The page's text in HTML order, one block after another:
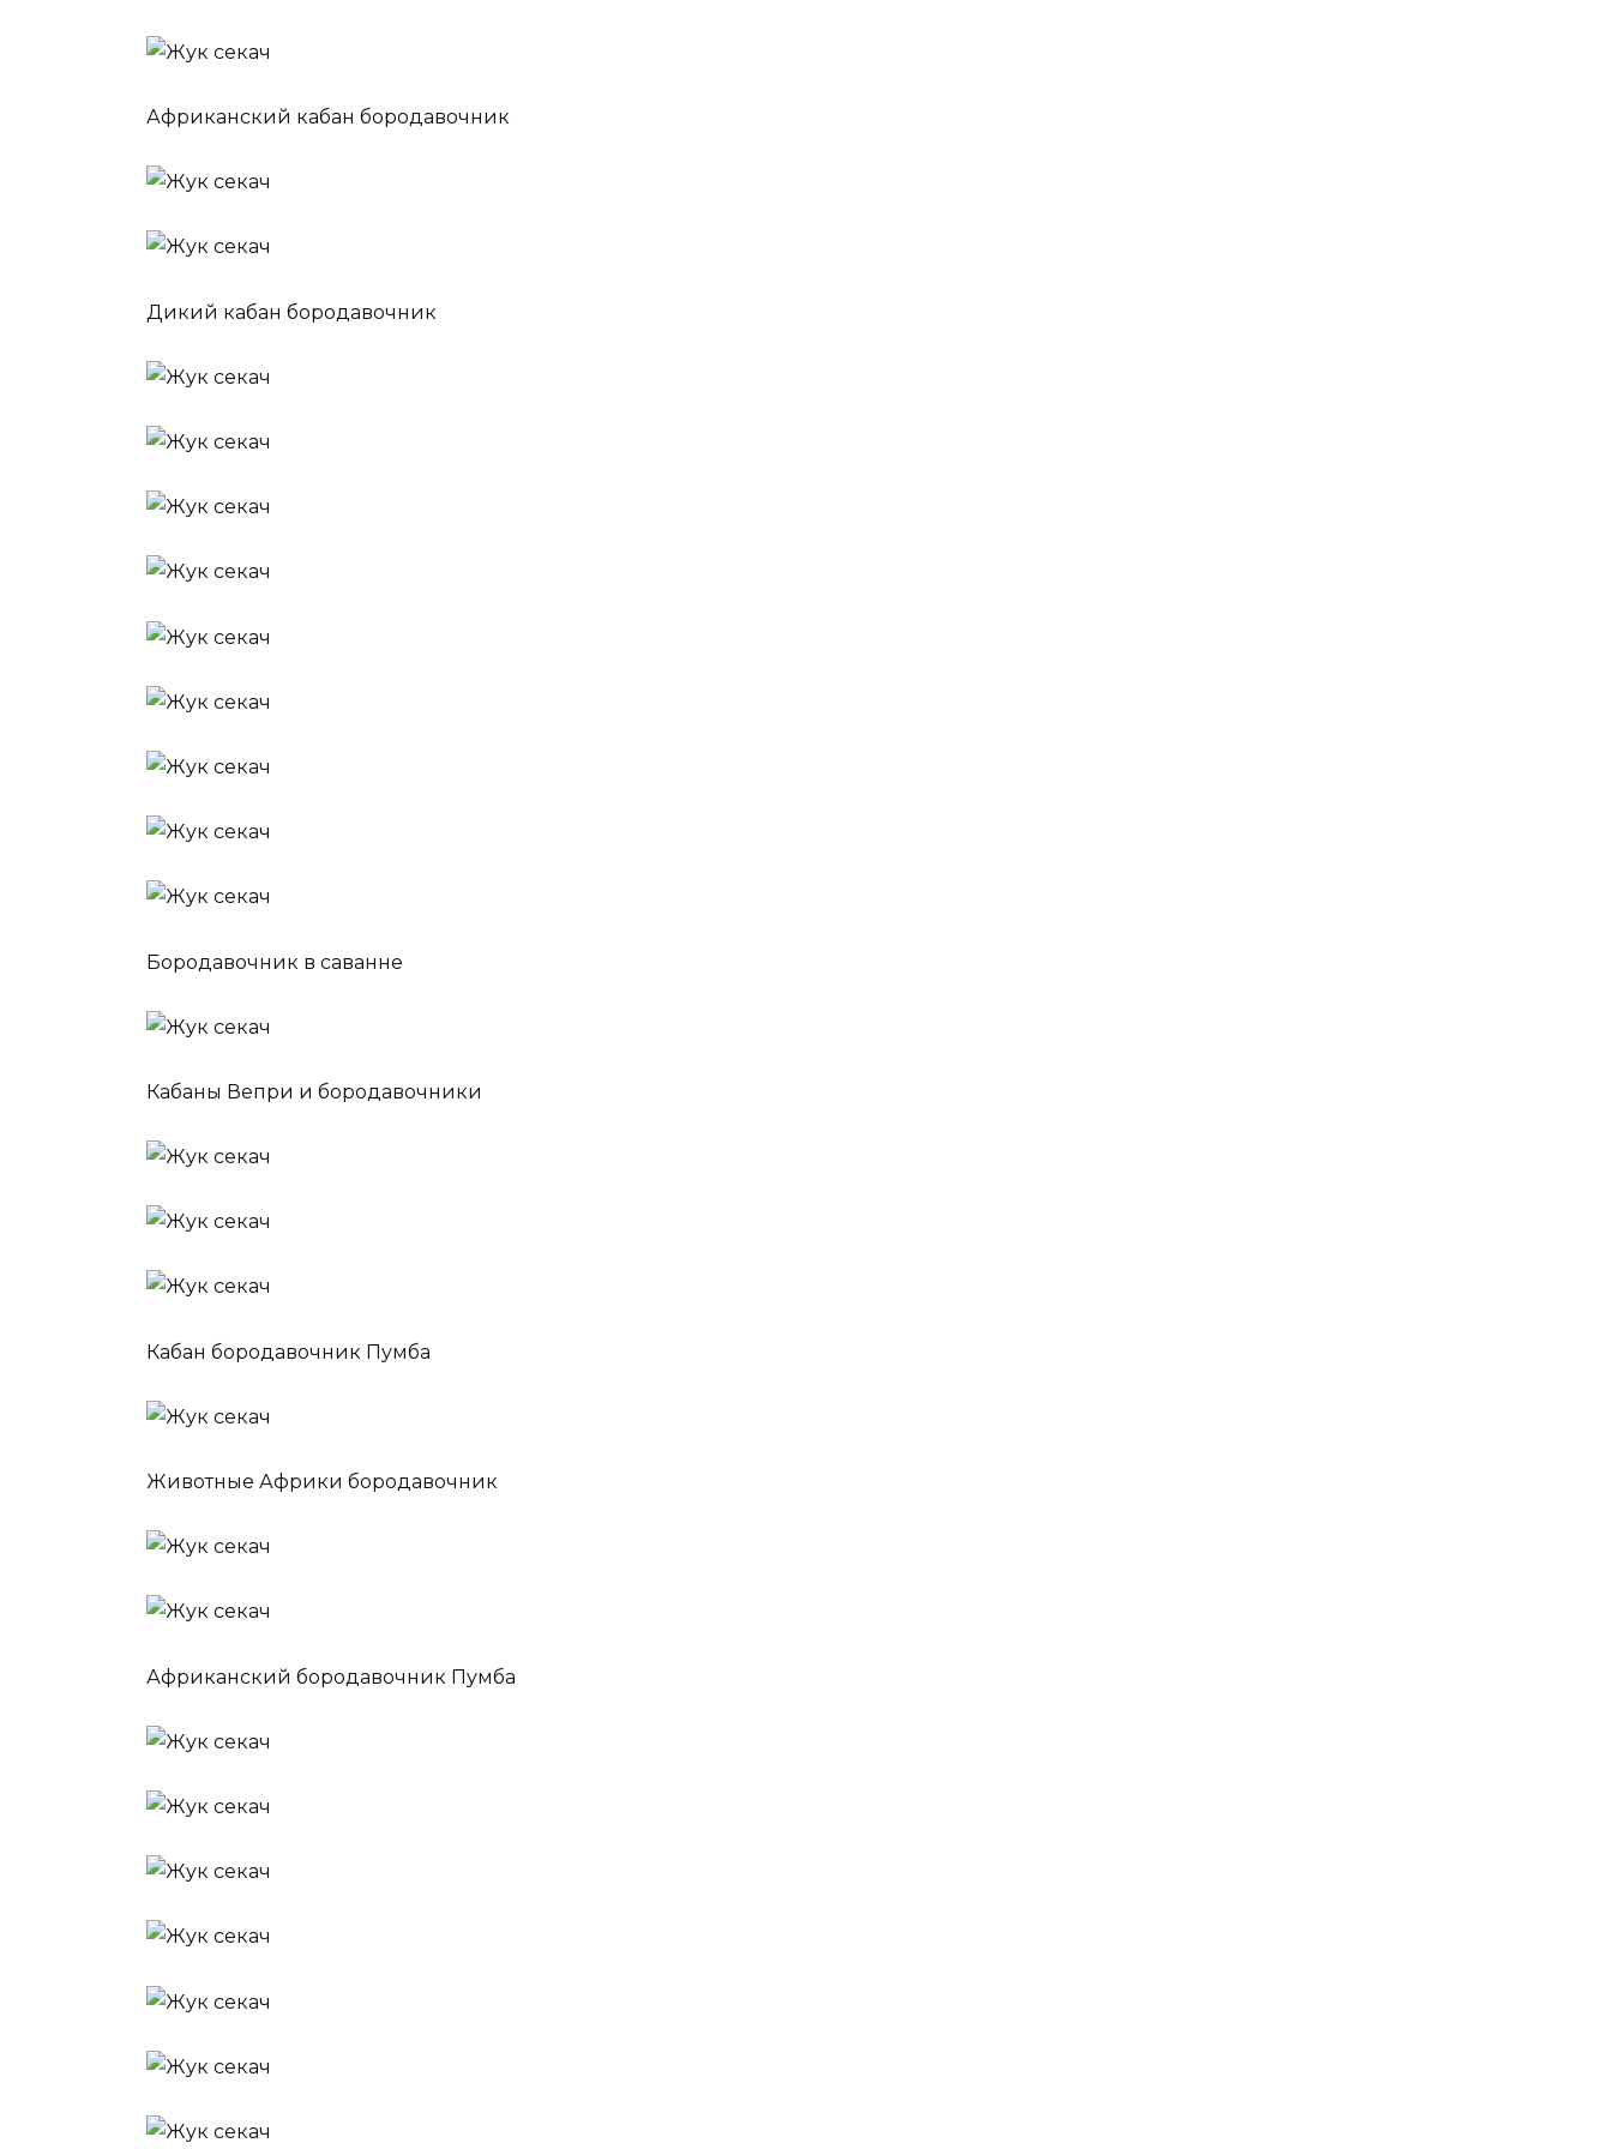
Африканский кабан бородавочник
Дикий кабан бородавочник
Бородавочник в саванне
Кабаны Вепри и бородавочники
Кабан бородавочник Пумба
Животные Африки бородавочник
Африканский бородавочник Пумба